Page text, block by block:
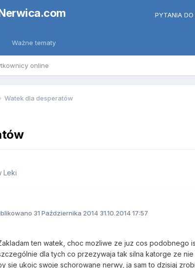
PYTANIA
online
Ważne tematy
Watek dla desperatów
Leki
31 Października 2014 31.10.2014 17:57
ten watek, choc mozliwe ze juz cos podobnego
dla tych co przezywaja tak silna katorge ze
sie ukoic swoje schorowane nerwy, ja sam to dzisiaj